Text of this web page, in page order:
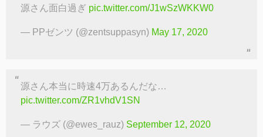
源さん面白過ぎ pic.twitter.com/J1wSzWKKW0
— PPゼンツ (@zentsuppasyn) May 17, 2020
源さん本当に時速4万あるんだな…
pic.twitter.com/ZR1vhdV1SN
— ラウズ (@ewes_rauz) September 12, 2020